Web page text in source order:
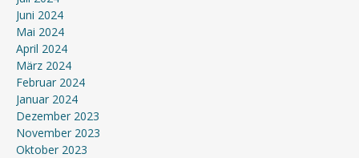
Juni 2024
Mai 2024
April 2024
März 2024
Februar 2024
Januar 2024
Dezember 2023
November 2023
Oktober 2023